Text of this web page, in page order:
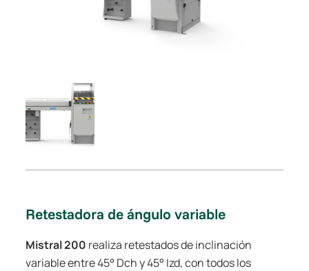
Retestadora de ángulo variable
Mistral 200 realiza retestados de inclinación
variable entre 45° Dch y 45° Izd, con todos los